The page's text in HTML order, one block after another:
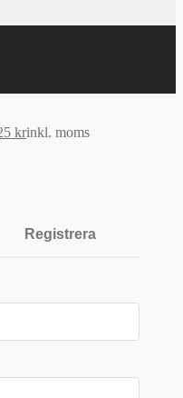
krDet
inkl. moms
Registrera